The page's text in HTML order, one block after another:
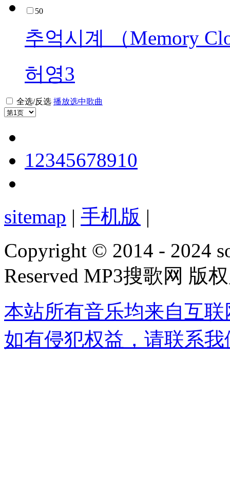
50
추억시계 （Memory
허영3
全选/反选 播放选中歌曲
12345678910
sitemap | 手机版 |
Copyright © 2014 - 2024
Reserved MP3搜歌网 版
本站所有音乐均来自互
如有侵犯权益，请联系